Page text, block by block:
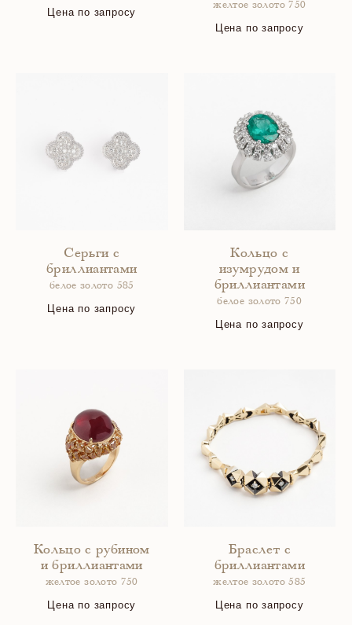
Цена по запросу
желтое золото 750
Цена по запросу
Серьги с
бриллиантами
белое золото 585
Цена по запросу
Кольцо с
изумрудом и
бриллиантами
белое золото 750
Цена по запросу
Кольцо с рубином
и бриллиантами
желтое золото 750
Цена по запросу
Браслет с
бриллиантами
желтое золото 585
Цена по запросу